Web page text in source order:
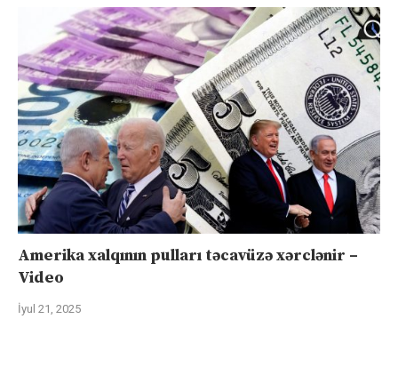
Amerika xalqının pulları təcavüzə xərclənir –
Video
İyul 21, 2025